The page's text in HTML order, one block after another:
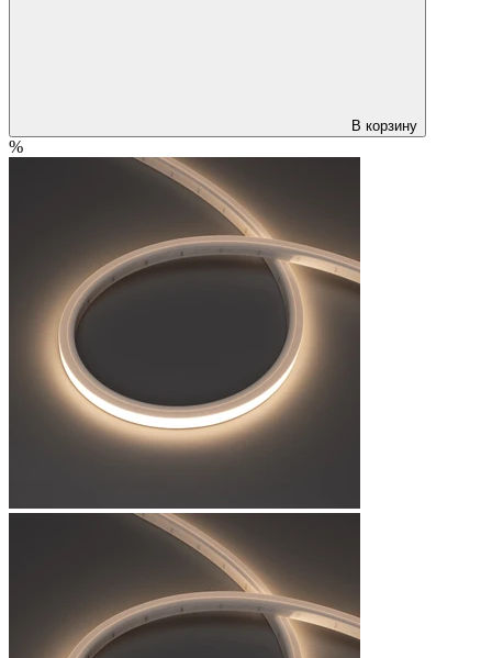
В корзину
%